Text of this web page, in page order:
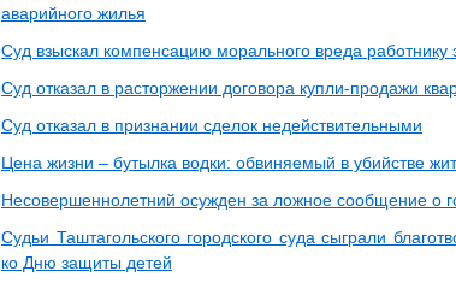
аварийного жилья
Суд взыскал компенсацию морального вреда
Суд отказал в расторжении договора купли-продажи
Суд отказал в признании сделок недействительными
Цена жизни – бутылка водки: обвиняемый в убийстве
Несовершеннолетний осужден за ложное сообщение о
Судьи Таштагольского городского суда сыграли
ко Дню защиты детей